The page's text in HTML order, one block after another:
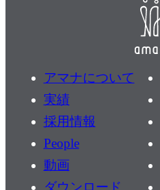
アマナについて
実績
採用情報
People
動画
ダウンロード